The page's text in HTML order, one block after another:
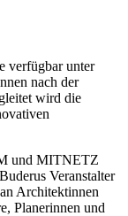
verfügbar unter
nach der
wird die
und MITNETZ
Veranstalter
Architektinnen
Planerinnen und